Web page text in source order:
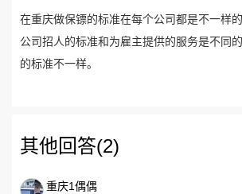
在重庆做保镖的标准在每个公司都是不一样
公司招人的标准和为雇主提供的服务是不同
的标准不一样。
其他回答(2)
重庆1偶偶